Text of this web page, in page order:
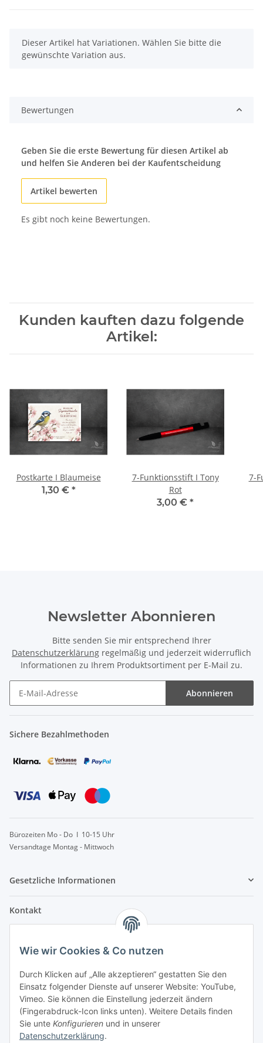
x
Dieser Artikel hat Variationen. Wählen Sie bitte die
gewünschte Variation aus.
Bewertungen
Geben Sie die erste Bewertung für diesen Artikel ab
und helfen Sie Anderen bei der Kaufentscheidung
Artikel bewerten
Es gibt noch keine Bewertungen.
Kunden kauften dazu folgende
Artikel:
Postkarte I Blaumeise
1,30 € *
7-Funktionsstift I Tony
Rot
3,00 € *
7-
Newsletter Abonnieren
Bitte senden Sie mir entsprechend Ihrer
Datenschutzerklärung regelmäßig und jederzeit widerruflich
Informationen zu Ihrem Produktsortiment per E-Mail zu.
Abonnieren
Sichere Bezahlmethoden
Bürozeiten Mo - Do I 10-15 Uhr
Versandtage Montag - Mittwoch
Gesetzliche Informationen
Kontakt
0171-6477475
Lebensblatt
Inh. Simon Janßen
Dielinger Straße 6
32351 Stemwede
Telegram
Wie wir Cookies & Co nutzen
Durch Klicken auf „Alle akzeptieren“ gestatten Sie den
Einsatz folgender Dienste auf unserer Website: YouTube,
Vimeo. Sie können die Einstellung jederzeit ändern
(Fingerabdruck-Icon links unten). Weitere Details finden
Sie unte Konfigurieren und in unserer
Datenschutzerklärung.